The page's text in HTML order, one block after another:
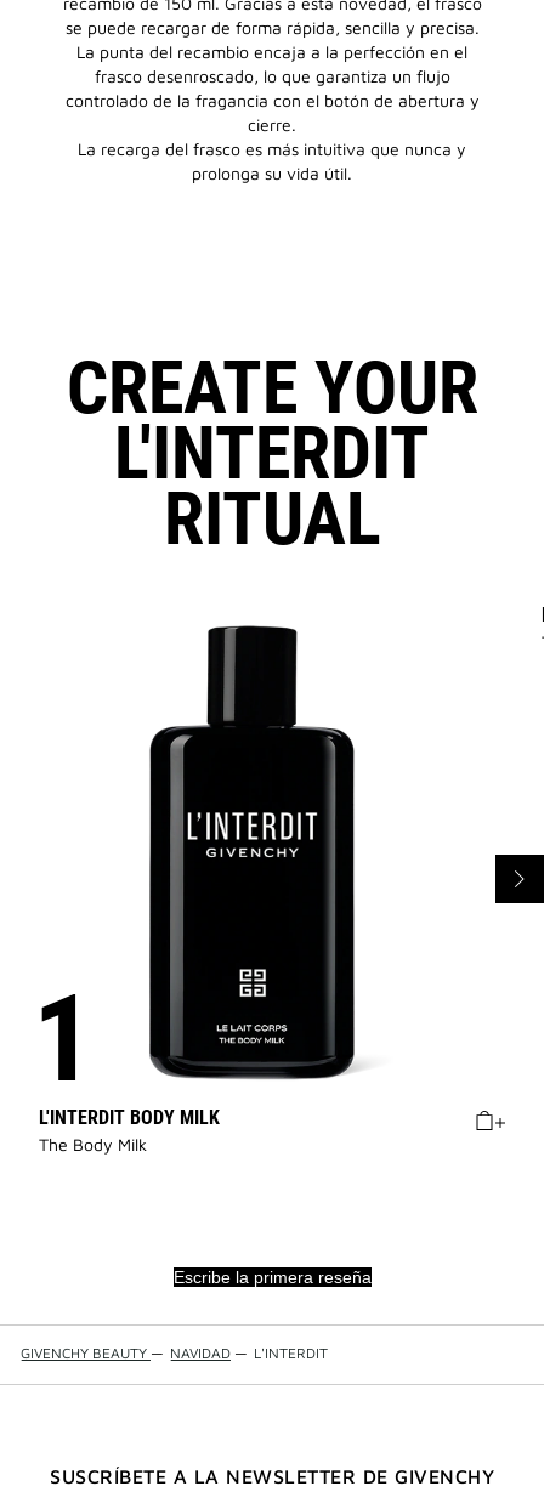
se puede recargar de forma rápida, sencilla y precisa.
La punta del recambio encaja a la perfección en el
frasco desenroscado, lo que garantiza un flujo
controlado de la fragancia con el botón de abertura y
cierre.
La recarga del frasco es más intuitiva que nunca y
prolonga su vida útil.
CREATE YOUR
L'INTERDIT
RITUAL
L'INTERDIT BODY MILK
The Body Milk
Escribe la primera reseña
GIVENCHY BEAUTY — NAVIDAD — L'INTERDIT
SUSCRÍBETE A LA NEWSLETTER DE GIVENCHY